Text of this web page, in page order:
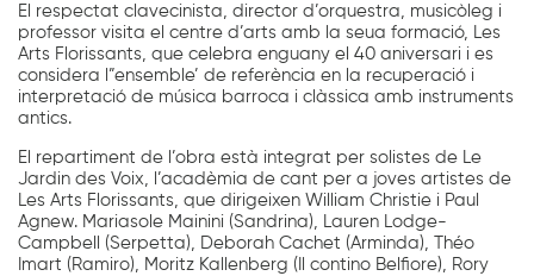
El respectat clavecinista, director d’orquestra, musicòleg i
professor visita el centre d’arts amb la seua formació, Les
Arts Florissants, que celebra enguany el 40 aniversari i es
considera l”ensemble’ de referència en la recuperació i
interpretació de música barroca i clàssica amb instruments
antics.
El repartiment de l’obra està integrat per solistes de Le
Jardin des Voix, l’acadèmia de cant per a joves artistes de
Les Arts Florissants, que dirigeixen William Christie i Paul
Agnew. Mariasole Mainini (Sandrina), Lauren Lodge-
Campbell (Serpetta), Deborah Cachet (Arminda), Théo
Imart (Ramiro), Moritz Kallenberg (Il contino Belfiore), Rory